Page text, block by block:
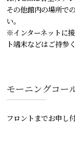
その他館内の場所で
い。
※インターネットに
ト端末などはご持参
モーニングコー
フロントまでお申し